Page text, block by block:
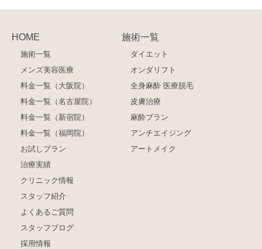
HOME
施術一覧
メンズ美容医療
料金一覧（大阪院）
料金一覧（名古屋院）
料金一覧（新宿院）
料金一覧（福岡院）
お試しプラン
治療実績
クリニック情報
スタッフ紹介
よくあるご質問
スタッフブログ
採用情報
施術一覧
ダイエット
オンダリフト
全身麻酔 医療脱毛
皮膚治療
麻酔プラン
アンチエイジング
アートメイク